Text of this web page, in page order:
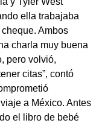
ella trabajaba
Ambos
charla muy buena
pero volvió,
citas”, contó
a México. Antes
el libro de bebé